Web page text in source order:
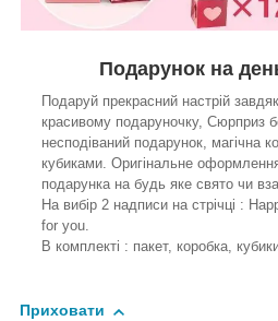
Подарунок на
Подаруй прекрасний настрій
красивому подаруночку, Сюрприз
несподіваний подарунок, магічна
кубиками. Оригінальне
подарунка на будь яке свято чи
На вибір 2 надписи на стрічці :
for you.
В комплекті : пакет, коробка,
Приховати